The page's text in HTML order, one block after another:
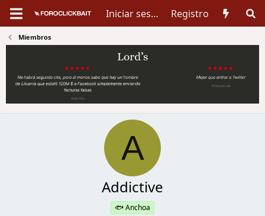
Iniciar sesión Registro
Miembros
A
Addictive
🐟 Anchoa